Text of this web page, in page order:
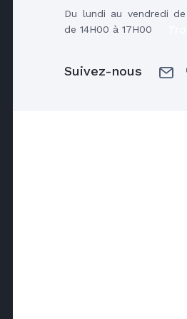
Du lundi au vendredi
de 14H00 à 17H00
Suivez-nous